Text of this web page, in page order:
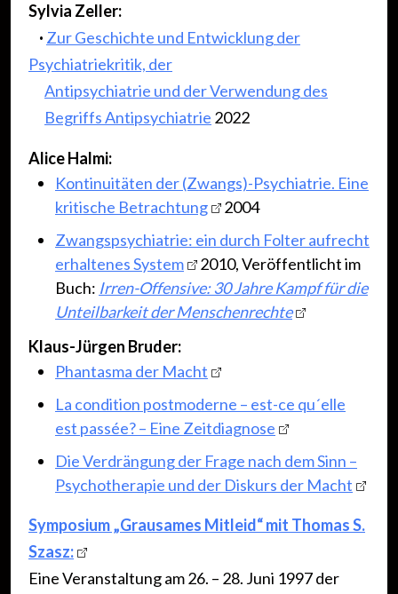
Sylvia Zeller:
· Zur Geschichte und Entwicklung der
Psychiatriekritik, der
Antipsychiatrie und derVerwendung des
Begriffs Antipsychiatrie 2022
Alice Halmi:
Kontinuitäten der (Zwangs)-Psychiatrie. Eine
kritische Betrachtung
2004
Zwangspsychiatrie: ein durch Folter aufrecht
erhaltenes System
2010, Veröffentlicht im
Buch: Irren-Offensive: 30 Jahre Kampf für die
Unteilbarkeit der Menschenrechte
Klaus-Jürgen Bruder:
Phantasma der Macht
La condition postmoderne – est-ce qu´elle
est passée? – Eine Zeitdiagnose
Die Verdrängung der Frage nach dem Sinn –
Psychotherapie und der Diskurs der Macht
Symposium „Grausames Mitleid“ mit Thomas S.
Szasz:
Eine Veranstaltung am 26. – 28. Juni 1997 der